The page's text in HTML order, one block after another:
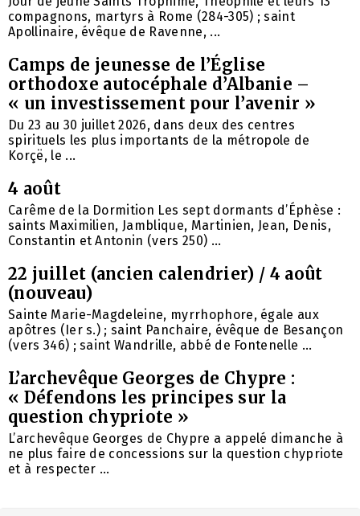
compagnons, martyrs à Rome (284-305) ; saint
Apollinaire, évêque de Ravenne, ...
Camps de jeunesse de l’Église
orthodoxe autocéphale d’Albanie –
« un investissement pour l’avenir »
Du 23 au 30 juillet 2026, dans deux des centres
spirituels les plus importants de la métropole de
Korçë, le ...
4 août
Carême de la Dormition Les sept dormants d’Éphèse :
saints Maximilien, Jamblique, Martinien, Jean, Denis,
Constantin et Antonin (vers 250) ...
22 juillet (ancien calendrier) / 4 août
(nouveau)
Sainte Marie-Magdeleine, myrrhophore, égale aux
apôtres (Ier s.) ; saint Panchaire, évêque de Besançon
(vers 346) ; saint Wandrille, abbé de Fontenelle ...
L’archevêque Georges de Chypre :
« Défendons les principes sur la
question chypriote »
L’archevêque Georges de Chypre a appelé dimanche à
ne plus faire de concessions sur la question chypriote
et à respecter ...